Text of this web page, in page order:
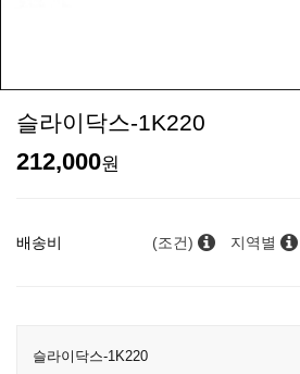
슬라이닥스-1K220
212,000원
배송비 (조건) 지역별
슬라이닥스-1K220